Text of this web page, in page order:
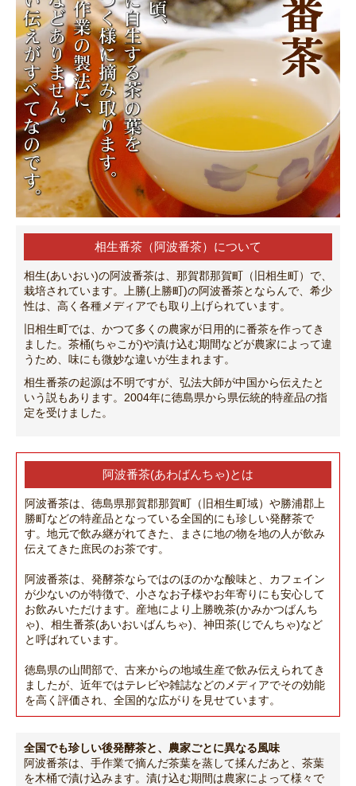
相生番茶（阿波番茶）について
相生(あいおい)の阿波番茶は、那賀郡那賀町（旧相生町）で、
栽培されています。上勝(上勝町)の阿波番茶とならんで、希少
性は、高く各種メディアでも取り上げられています。
旧相生町では、かつて多くの農家が日用的に番茶を作ってき
ました。茶桶(ちゃこが)や漬け込む期間などが農家によって違
うため、味にも微妙な違いが生まれます。
相生番茶の起源は不明ですが、弘法大師が中国から伝えたと
いう説もあります。2004年に徳島県から県伝統的特産品の指
定を受けました。
阿波番茶(あわばんちゃ)とは
阿波番茶は、徳島県那賀郡那賀町（旧相生町域）や勝浦郡上
勝町などの特産品となっている全国的にも珍しい発酵茶で
す。地元で飲み継がれてきた、まさに地の物を地の人が飲み
伝えてきた庶民のお茶です。
阿波番茶は、発酵茶ならではのほのかな酸味と、カフェイン
が少ないのが特徴で、小さなお子様やお年寄りにも安心して
お飲みいただけます。産地により上勝晩茶(かみかつばんち
ゃ)、相生番茶(あいおいばんちゃ)、神田茶(じでんちゃ)など
と呼ばれています。
徳島県の山間部で、古来からの地域生産で飲み伝えられてき
ましたが、近年ではテレビや雑誌などのメディアでその効能
を高く評価され、全国的な広がりを見せています。
全国でも珍しい後発酵茶と、農家ごとに異なる風味
阿波番茶は、手作業で摘んだ茶葉を蒸して揉んだあと、茶葉
を木桶で漬け込みます。漬け込む期間は農家によって様々で